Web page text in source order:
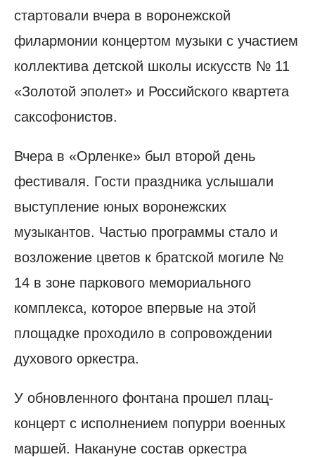
стартовали вчера в воронежской
филармонии концертом музыки с участием
коллектива детской школы искусств № 11
«Золотой эполет» и Российского квартета
саксофонистов.
Вчера в «Орленке» был второй день
фестиваля. Гости праздника услышали
выступление юных воронежских
музыкантов. Частью программы стало и
возложение цветов к братской могиле №
14 в зоне паркового мемориального
комплекса, которое впервые на этой
площадке проходило в сопровождении
духового оркестра.
У обновленного фонтана прошел плац-
концерт с исполнением попурри военных
маршей. Накануне состав оркестра